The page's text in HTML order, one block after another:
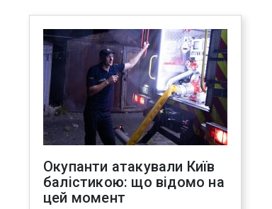
Окупанти атакували Київ
балістикою: що відомо на
цей момент